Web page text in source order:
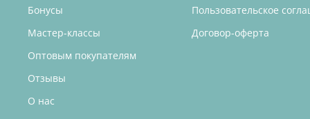
Бонусы
Мастер-классы
Оптовым покупателям
Отзывы
О нас
Пользовательское
Договор-оферта